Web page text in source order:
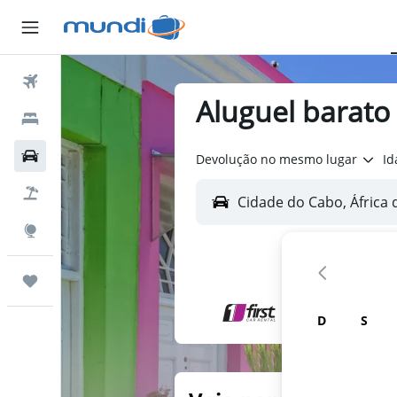
Passagens Aéreas
Carros
Explore
Trips
Aluguel barato
Devolução no mesmo lugar
D S